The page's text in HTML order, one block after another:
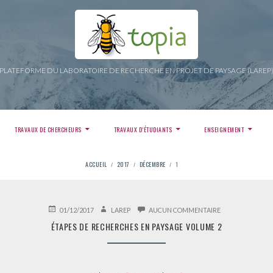
PLATEFORME DU LABORATOIRE DE RECHERCHE EN PROJET DE PAYSAGE (LAREP)
TRAVAUX DE CHERCHEURS TRAVAUX D’ÉTUDIANTS ENSEIGNEMENT
ACCUEIL 2017 DÉCEMBRE 1
PUBLIÉ01/12/2017 AUTEUR
LAREP AUCUN COMMENTAIRESUR
DE
ÉTAPES DE RECHERCHES EN PAYSAGE VOLUME 2